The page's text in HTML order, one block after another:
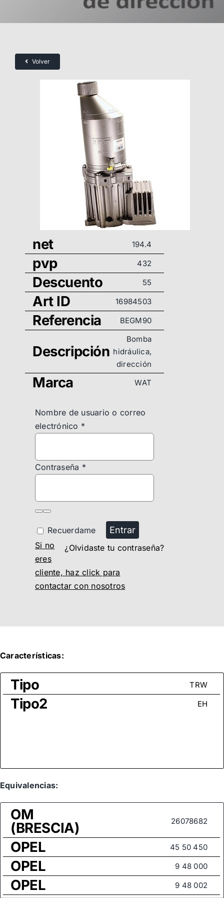
Volver
net 194.4
pvp 432
Descuento 55
Art ID 16984503
Referencia BEGM90
Descripción
Bomba
hidráulica,
dirección
Marca WAT
Nombre de usuario o correo
electrónico *
Contraseña *
Recuerdame Entrar
¿Olvidaste tu contraseña?
Si no
eres
cliente, haz click para
contactar con nosotros
Características:
Tipo TRW
Tipo2 EH
Equivalencias:
OM
(BRESCIA) 26078682
OPEL 45 50 450
OPEL 9 48 000
OPEL 9 48 002